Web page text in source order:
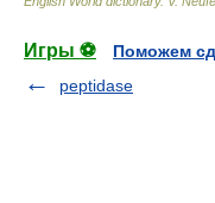
Игры ⚽
Поможем
peptidase